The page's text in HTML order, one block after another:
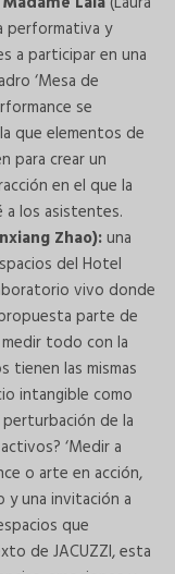
performativa y
a participar en una
‘Mesa de
se
que elementos de
para crear un
en el que la
los asistentes.
Zhao):una
del Hotel
vivo donde
parte de
todo con la
tienen las mismas
intangible como
de la
‘Medir a
o arte en acción,
una invitación a
que
de JACUZZI, esta